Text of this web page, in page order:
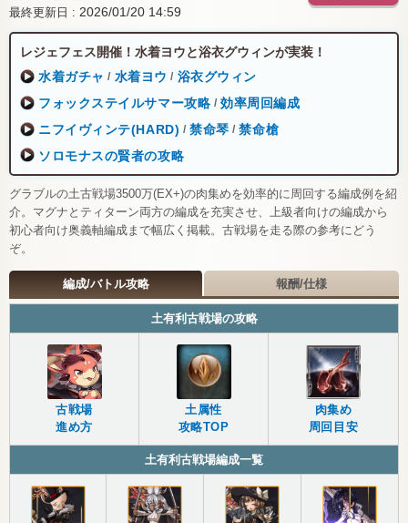
最終更新日 2026/01/20 14:59
レジェフェス開催！水着ヨウと浴衣グウィンが実装！
水着ガチャ / 水着ヨウ / 浴衣グウィン
フォックステイルサマー攻略 / 効率周回編成
ニフイヴィンテ(HARD) / 禁命琴 / 禁命槍
ソロモナスの賢者の攻略
グラブルの土古戦場3500万(EX+)の肉集めを効率的に周回する編成例を紹
介。マグナとティターン両方の編成を充実させ、上級者向けの編成から
初心者向け奥義軸編成まで幅広く掲載。古戦場を走る際の参考にどう
ぞ。
編成/バトル攻略 報酬/仕様
土有利古戦場の攻略
古戦場
進め方
土属性
攻略TOP
肉集め
周回目安
土有利古戦場編成一覧